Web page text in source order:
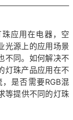
应用在电器，空
光源上的应用场景
不同。如何解决不
灯珠产品应用在不
是否需要RGB混
等提供不同的灯珠